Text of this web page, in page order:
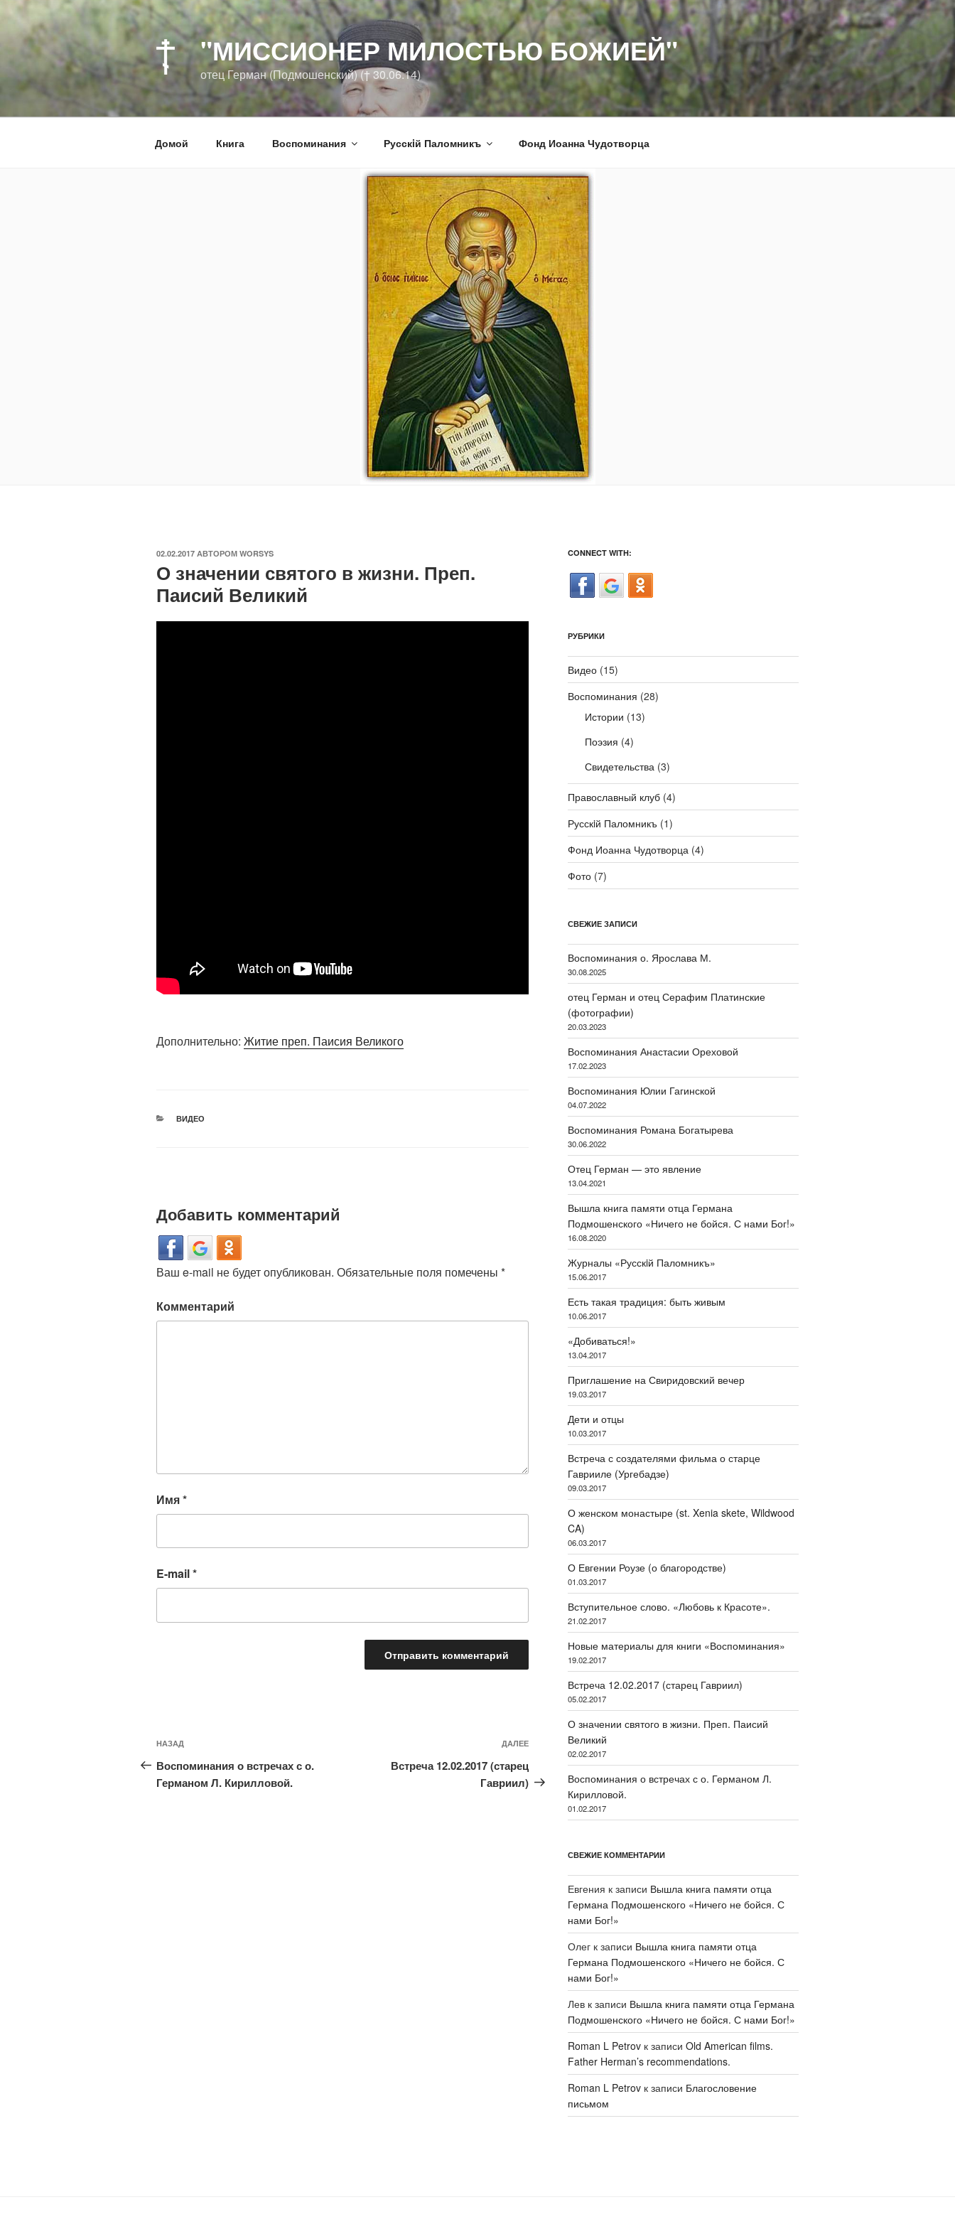
Перейти
содержимому
"МИССИОНЕР МИЛОСТЬЮ БОЖИЕЙ"
отец Герман (Подмошенский) († 30.06.14)
Домой Книга Воспоминания Русскiй Паломникъ Фонд Иоанна Чудотворца
ОПУБЛИКОВАНО
02.02.2017 АВТОРОМ WORSYS
О значении святого в жизни. Преп.
Паисий Великий
Дополнительно: Житие преп. Паисия Великого
РУБРИКИ
ВИДЕО
Добавить комментарий
Ваш e-mail не будет опубликован. Обязательные поля помечены *
Комментарий
Имя*
E-mail*
Навигация
по
записям
Предыдущая
запись:
НАЗАД
Воспоминания о встречах с о.
Германом Л. Кирилловой.
Следующая
запись
ДАЛЕЕ
Встреча 12.02.2017 (старец
Гавриил)
CONNECT WITH:
РУБРИКИ
Видео(15)
Воспоминания (28)
Истории (13)
Поэзия (4)
Свидетельства (3)
Православный клуб(4)
Русскiй Паломникъ (1)
Фонд Иоанна Чудотворца (4)
Фото(7)
СВЕЖИЕ ЗАПИСИ
Воспоминания о. Ярослава М.
30.08.2025
отец Герман и отец Серафим Платинские
(фотографии)
20.03.2023
Воспоминания Анастасии Ореховой
17.02.2023
Воспоминания Юлии Гагинской
04.07.2022
Воспоминания Романа Богатырева
30.06.2022
Отец Герман — это явление
13.04.2021
Вышла книга памяти отца Германа
Подмошенского «Ничего не бойся. С нами Бог!»
16.08.2020
Журналы «Русскiй Паломникъ»
15.06.2017
Есть такая традиция: быть живым
10.06.2017
«Добиваться!»
13.04.2017
Приглашение на Свиридовский вечер
19.03.2017
Дети и отцы
10.03.2017
Встреча с создателями фильма о старце
Гаврииле (Ургебадзе)
09.03.2017
О женском монастыре (st. Xenia skete, Wildwood
CA)
06.03.2017
О Евгении Роузе (о благородстве)
01.03.2017
Вступительное слово. «Любовь к Красоте».
21.02.2017
Новые материалы для книги «Воспоминания»
19.02.2017
Встреча 12.02.2017 (старец Гавриил)
05.02.2017
О значении святого в жизни. Преп. Паисий
Великий
02.02.2017
Воспоминания о встречах с о. Германом Л.
Кирилловой.
01.02.2017
СВЕЖИЕ КОММЕНТАРИИ
Евгения к записи Вышла книга памяти отца
Германа Подмошенского «Ничего не бойся. С
нами Бог!»
Олегк записи Вышла книга памяти отца
Германа Подмошенского «Ничего не бойся. С
нами Бог!»
Левк записи Вышла книга памяти отца Германа
Подмошенского «Ничего не бойся. С нами Бог!»
Roman L Petrovк записи Old American films.
Father Herman’s recommendations.
Roman L Petrovк записи Благословение
письмом